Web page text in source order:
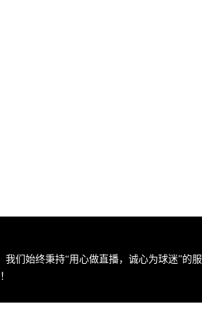
们始终秉持“用心做直播，诚心为球迷”的服